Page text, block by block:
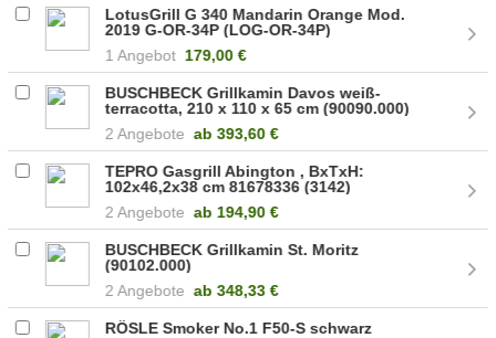
LotusGrill G 340 Mandarin Orange Mod.
2019 G-OR-34P (LOG-OR-34P)
1 Angebot 179,00 €
BUSCHBECK Grillkamin Davos weiß-
terracotta, 210 x 110 x 65 cm (90090.000)
2 Angebote ab 393,60 €
TEPRO Gasgrill Abington , BxTxH:
102x46,2x38 cm 81678336 (3142)
2 Angebote ab 194,90 €
BUSCHBECK Grillkamin St. Moritz
(90102.000)
2 Angebote ab 348,33 €
RÖSLE Smoker No.1 F50-S schwarz